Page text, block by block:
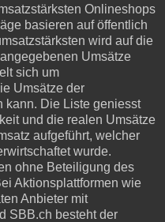
Onlineshops
basieren auf öffentlich
wird auf die
Umsätze
sich um
Umsätze der
kann. Die Liste geniesst
und die realen Umsätze
aufgeführt, welcher
wurde.
ohne Beteiligung des
Aktionsplattformen wie
Anbieter mit
SBB.ch besteht der